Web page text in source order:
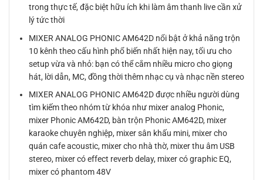
trong thực tế, đặc biệt hữu ích khi làm âm thanh live cần xử
lý tức thời
MIXER ANALOG PHONIC AM642D nổi bật ở khả năng trộn
10 kênh theo cấu hình phổ biến nhất hiện nay, tối ưu cho
setup vừa và nhỏ: bạn có thể cắm nhiều micro cho giọng
hát, lời dẫn, MC, đồng thời thêm nhạc cụ và nhạc nền stereo
MIXER ANALOG PHONIC AM642D được nhiều người dùng
tìm kiếm theo nhóm từ khóa như mixer analog Phonic,
mixer Phonic AM642D, bàn trộn Phonic AM642D, mixer
karaoke chuyên nghiệp, mixer sân khấu mini, mixer cho
quán cafe acoustic, mixer cho nhà thờ, mixer thu âm USB
stereo, mixer có effect reverb delay, mixer có graphic EQ,
mixer có phantom 48V